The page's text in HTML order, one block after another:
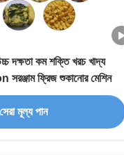
দক্ষতা কম শক্তি খরচ খাদ্য
ফ্রিজ শুকানোর মেশিন
সেরা মূল্য পান